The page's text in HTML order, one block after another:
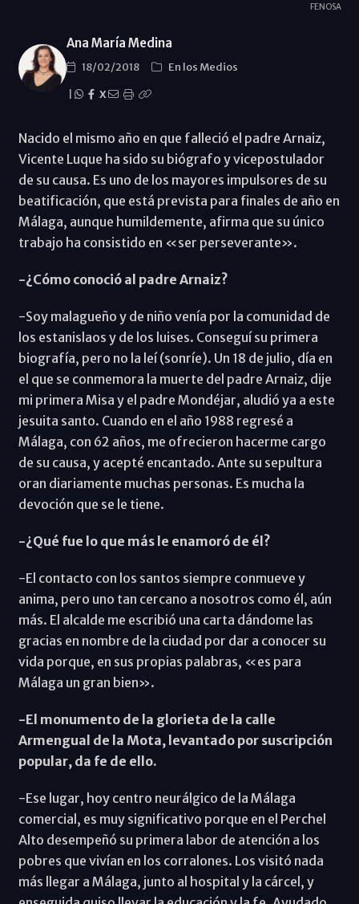
FENOSA
Ana María Medina
18/02/2018
En los Medios
X
Nacido el mismo año en que falleció el padre Arnaiz,
Vicente Luque ha sido su biógrafo y vicepostulador
de su causa. Es uno de los mayores impulsores de su
beatificación, que está prevista para finales de año en
Málaga, aunque humildemente, afirma que su único
trabajo ha consistido en «ser perseverante».
-¿Cómo conoció al padre Arnaiz?
-Soy malagueño y de niño venía por la comunidad de
los estanislaos y de los luises. Conseguí su primera
biografía, pero no la leí (sonríe). Un 18 de julio, día en
el que se conmemora la muerte del padre Arnaiz, dije
mi primera Misa y el padre Mondéjar, aludió ya a este
jesuita santo. Cuando en el año 1988 regresé a
Málaga, con 62 años, me ofrecieron hacerme cargo
de su causa, y acepté encantado. Ante su sepultura
oran diariamente muchas personas. Es mucha la
devoción que se le tiene.
-¿Qué fue lo que más le enamoró de él?
-El contacto con los santos siempre conmueve y
anima, pero uno tan cercano a nosotros como él, aún
más. El alcalde me escribió una carta dándome las
gracias en nombre de la ciudad por dar a conocer su
vida porque, en sus propias palabras, «es para
Málaga un gran bien».
-El monumento de la glorieta de la calle
Armengual de la Mota, levantado por suscripción
popular, da fe de ello.
-Ese lugar, hoy centro neurálgico de la Málaga
comercial, es muy significativo porque en el Perchel
Alto desempeñó su primera labor de atención a los
pobres que vivían en los corralones. Los visitó nada
más llegar a Málaga, junto al hospital y la cárcel, y